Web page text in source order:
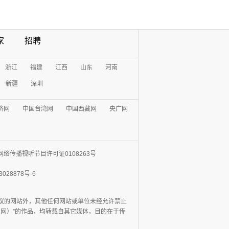
招聘
浙江 福建 江西 山东 河南
新疆 深圳
网 中国台湾网 中国西藏网 央广网
络传播视听节目许可证0108263号
号-6
的网站外，其他任何网站或单位未经允许禁止
）”的作品，均转载自其它媒体，目的在于传